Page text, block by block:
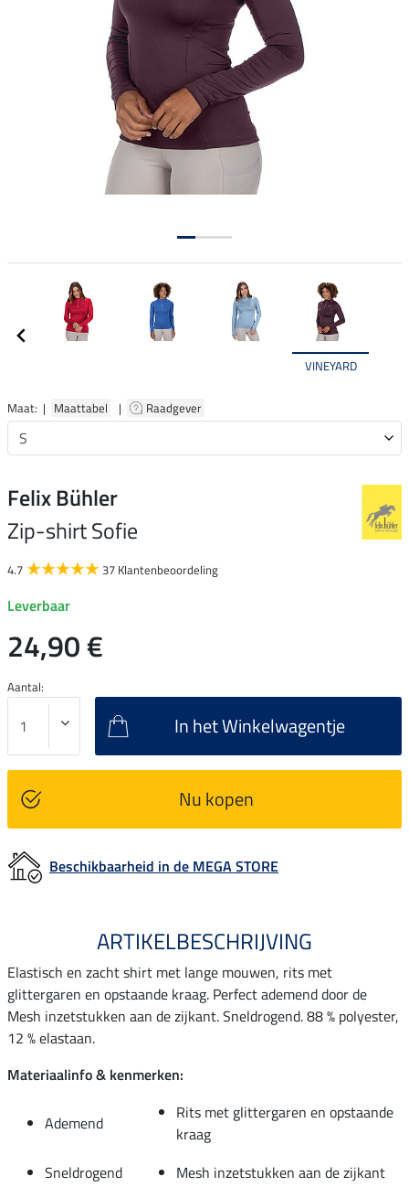
VINEYARD
Maat: | Maattabel | Raadgever
Felix Bühler
Zip-shirt Sofie
4.7 37 Klantenbeoordeling
Leverbaar
24,90 €
Aantal:
In het Winkelwagentje
Nu kopen
Beschikbaarheid in de MEGA STORE
ARTIKELBESCHRIJVING
Elastisch en zacht shirt met lange mouwen, rits met
glittergaren en opstaande kraag. Perfect ademend door de
Mesh inzetstukken aan de zijkant. Sneldrogend. 88 % polyester,
12 % elastaan.
Materiaalinfo & kenmerken:
Ademend
Rits met glittergaren en opstaande
kraag
Sneldrogend
Mesh inzetstukken aan de zijkant